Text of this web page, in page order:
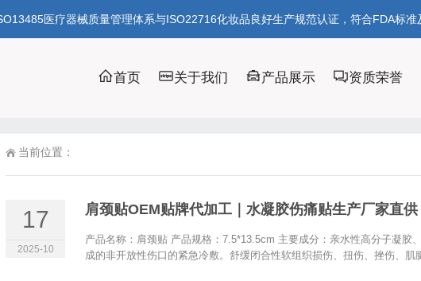
医疗器械质量管理体系与ISO22716化妆品良好生产规范认证，符合FDA标准
首页 关于我们 产品展示 资质荣誉
当前位置：
17
2025-10
肩颈贴OEM贴牌代加工｜水凝胶伤痛贴生产厂家直供
产品名称：肩颈贴 产品规格：7.5*13.5cm 主要成分：亲水性高分子凝胶
成的非开放性伤口的紧急冷敷。舒缓闭合性软组织损伤、扭伤、挫伤、